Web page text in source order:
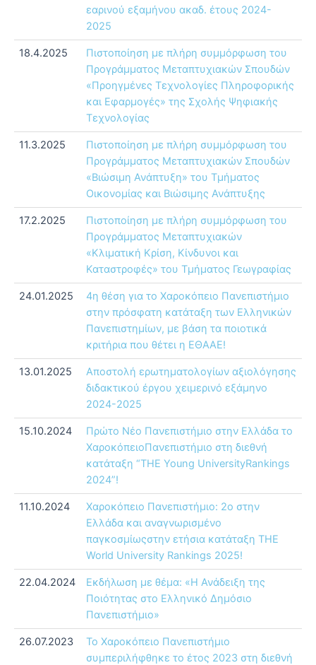
εαρινού εξαμήνου ακαδ. έτους 2024-
2025
18.4.2025
Πιστοποίηση με πλήρη συμμόρφωση του
Προγράμματος Μεταπτυχιακών Σπουδών
«Προηγμένες Τεχνολογίες Πληροφορικής
και Εφαρμογές» της Σχολής Ψηφιακής
Τεχνολογίας
11.3.2025
Πιστοποίηση με πλήρη συμμόρφωση του
Προγράμματος Μεταπτυχιακών Σπουδών
«Βιώσιμη Ανάπτυξη» του Τμήματος
Οικονομίας και Βιώσιμης Ανάπτυξης
17.2.2025
Πιστοποίηση με πλήρη συμμόρφωση του
Προγράμματος Μεταπτυχιακών
«Κλιματική Κρίση, Κίνδυνοι και
Καταστροφές» του Τμήματος Γεωγραφίας
24.01.2025
4η θέση για το Χαροκόπειο Πανεπιστήμιο
στην πρόσφατη κατάταξη των Ελληνικών
Πανεπιστημίων, με βάση τα ποιοτικά
κριτήρια που θέτει η ΕΘΑΑΕ!
13.01.2025
Αποστολή ερωτηματολογίων αξιολόγησης
διδακτικού έργου χειμερινό εξάμηνο
2024-2025
15.10.2024
Πρώτο Νέο Πανεπιστήμιο στην Ελλάδα το
ΧαροκόπειοΠανεπιστήμιο στη διεθνή
κατάταξη “THE Young UniversityRankings
2024”!
11.10.2024
Χαροκόπειο Πανεπιστήμιο: 2ο στην
Ελλάδα και αναγνωρισμένο
παγκοσμίωςστην ετήσια κατάταξη THE
World University Rankings 2025!
22.04.2024
Εκδήλωση με θέμα: «Η Ανάδειξη της
Ποιότητας στο Ελληνικό Δημόσιο
Πανεπιστήμιο»
26.07.2023
Το Χαροκόπειο Πανεπιστήμιο
συμπεριλήφθηκε το έτος 2023 στη διεθνή